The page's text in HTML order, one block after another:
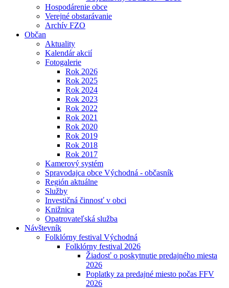
Hospodárenie obce
Verejné obstarávanie
Archív FZO
Občan
Aktuality
Kalendár akcií
Fotogalerie
Rok 2026
Rok 2025
Rok 2024
Rok 2023
Rok 2022
Rok 2021
Rok 2020
Rok 2019
Rok 2018
Rok 2017
Kamerový systém
Spravodajca obce Východná - občasník
Región aktuálne
Služby
Investičná činnosť v obci
Knižnica
Opatrovateľská služba
Návštevník
Folklórny festival Východná
Folklórny festival 2026
Žiadosť o poskytnutie predajného miesta
2026
Poplatky za predajné miesto počas FFV
2026